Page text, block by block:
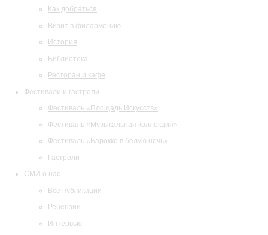
Как добраться
Визит в филармонию
История
Библиотека
Ресторан и кафе
Фестивали и гастроли
Фестиваль «Площадь Искусств»
Фестиваль «Музыкальная коллекция»
Фестиваль «Барокко в белую ночь»
Гастроли
СМИ о нас
Все публикации
Рецензии
Интервью